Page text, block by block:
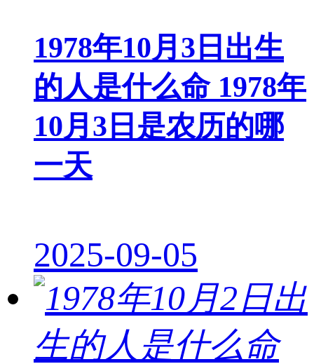
1978年10月3日出生
的人是什么命 1978年
10月3日是农历的哪
一天
2025-09-05